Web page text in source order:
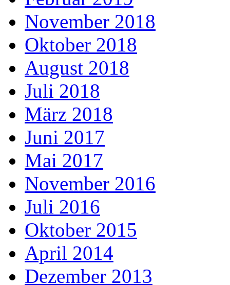
November 2018
Oktober 2018
August 2018
Juli 2018
März 2018
Juni 2017
Mai 2017
November 2016
Juli 2016
Oktober 2015
April 2014
Dezember 2013